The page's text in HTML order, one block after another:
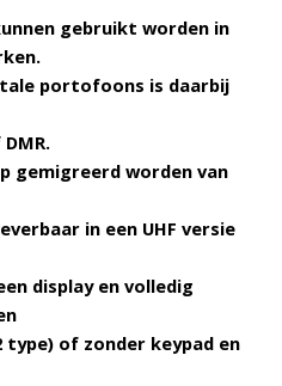
gebruikt worden in
portofoons is daarbij
gemigreerd worden van
in een UHF versie
display en volledig
type) of zonder keypad en